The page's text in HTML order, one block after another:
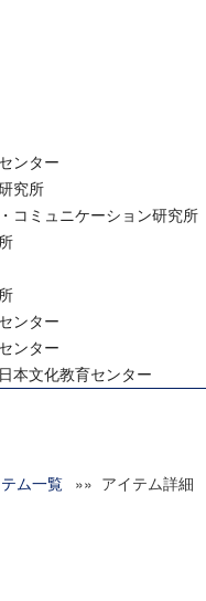
ンター
究所
コミュニケーション研究所
ンター
ンター
本文化教育センター
リサーチインスティテュート
補助金研究成果報告書
ム一覧 »» アイテム詳細